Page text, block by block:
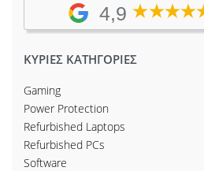
4,9
ΚΥΡΙΕΣ ΚΑΤΗΓΟΡΙΕΣ
Gaming
Power Protection
Refurbished Laptops
Refurbished PCs
Software